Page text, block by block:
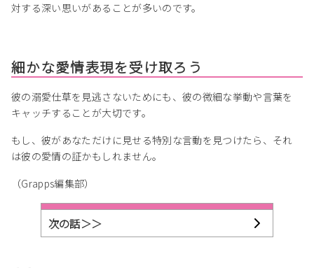
対する深い思いがあることが多いのです。
細かな愛情表現を受け取ろう
彼の溺愛仕草を見逃さないためにも、彼の微細な挙動や言葉を
キャッチすることが大切です。
もし、彼があなただけに見せる特別な言動を見つけたら、それ
は彼の愛情の証かもしれません。
（Grapps編集部）
次の話＞＞